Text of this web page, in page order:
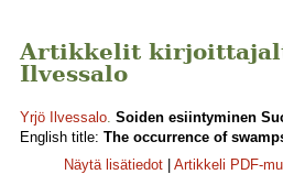
Artikkelit
Ilvessalo
Yrjö Ilvessalo. Soiden esiintyminen
English title: The occurrence of
Näytä lisätiedot
Artikkeli PDF-